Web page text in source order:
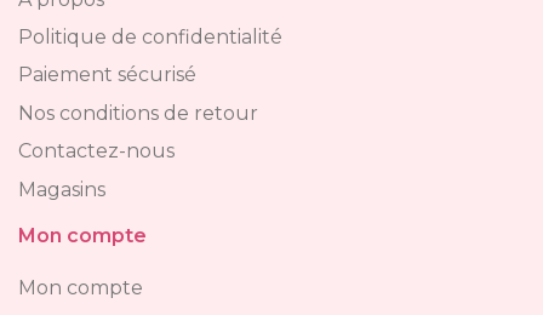
Politique de confidentialité
Paiement sécurisé
Nos conditions de retour
Contactez-nous
Magasins
Mon compte
Mon compte